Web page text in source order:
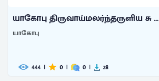
யாகோபு திருவாய்மலர்ந்தருளிய சு ...
யாகோபு
444 | 0 | 0 | 28